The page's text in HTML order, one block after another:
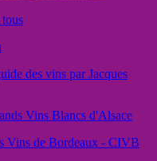
des vins par Jacques
Vins Blancs d'Alsace
Vins de Bordeaux - CIVB